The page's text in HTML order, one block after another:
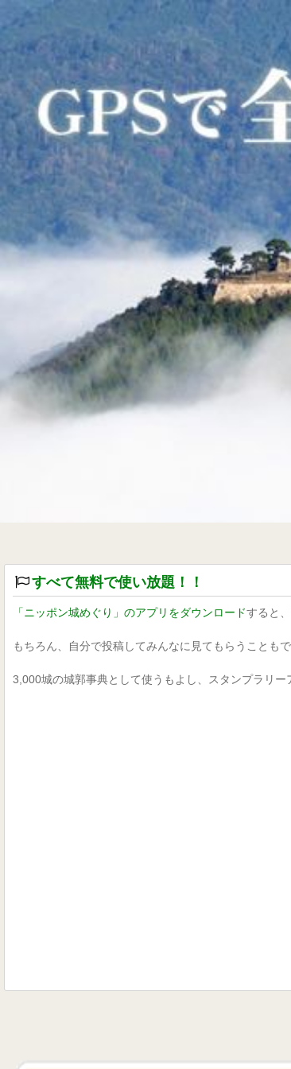
すべて無料で使い放題！！
「ニッポン城めぐり」のアプリをダウンロードすると
もちろん、自分で投稿してみんなに見てもらうこともで
3,000城の城郭事典として使うもよし、スタンプラリ